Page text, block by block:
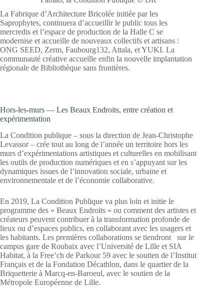
La Fabrique d’Architecture Bricolée initiée par les
Saprophytes, continuera d’accueillir le public tous les
mercredis et l’espace de production de la Halle C se
modernise et accueille de nouveaux collectifs et artisans :
ONG SEED, Zerm, Faubourg132, Attala, et YUKI. La
communauté créative accueille enfin la nouvelle implantation
régionale de Bibliothèque sans frontières.
Hors-les-murs — Les Beaux Endroits, entre création et
expérimentation
La Condition publique – sous la direction de Jean-Christophe
Levassor – crée tout au long de l’année un territoire hors les
murs d’expérimentations artistiques et culturelles en mobilisant
les outils de production numériques et en s’appuyant sur les
dynamiques issues de l’innovation sociale, urbaine et
environnementale et de l’économie collaborative.
En 2019, La Condition Publique va plus loin et initie le
programme des « Beaux Endroits » ou comment des artistes et
créateurs peuvent contribuer à la transformation profonde de
lieux ou d’espaces publics, en collaborant avec les usagers et
les habitants. Les premières collaborations se tiendront sur le
campus gare de Roubaix avec l’Université de Lille et SIA
Habitat, à la Free’ch de Parkour 59 avec le soutien de l’Institut
Français et de la Fondation Décathlon, dans le quartier de la
Briquetterie à Marcq-en-Baroeul, avec le soutien de la
Métropole Européenne de Lille.